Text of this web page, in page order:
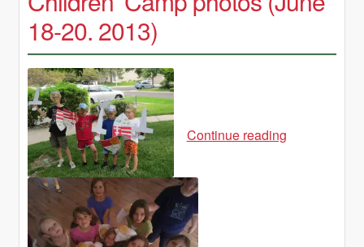
18-20. 2013)
Continue readingIII.